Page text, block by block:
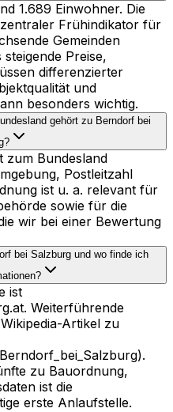
1.689 Einwohner. Die
Frühindikator für
Gemeinden
Preise,
differenzierter
und
besonders wichtig.
gehört zu Berndorf bei
zum Bundesland
Postleitzahl
ist u. a. relevant für
sowie für die
wir bei einer Bewertung
bei Salzburg und wo finde ich
ist
Weiterführende
Artikel zu
zu Bauordnung,
ist die
erste Anlaufstelle.